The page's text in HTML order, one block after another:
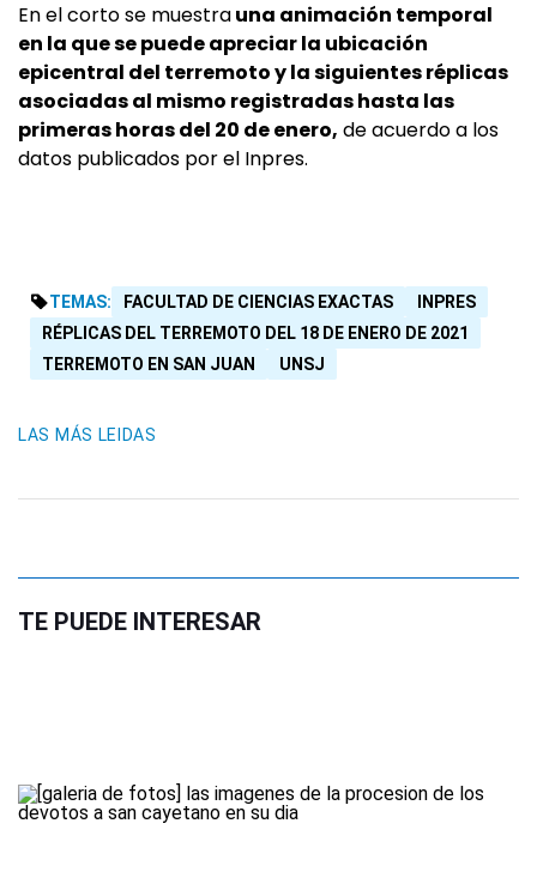
En el corto se muestrauna animación temporal
en la que se puede apreciar la ubicación
epicentral del terremoto y la siguientes réplicas
asociadas al mismo registradas hasta las
primeras horas del 20 de enero, de acuerdo a los
datos publicados por el Inpres.
TEMAS: FACULTAD DE CIENCIAS EXACTAS
INPRES
RÉPLICAS DEL TERREMOTO DEL 18 DE ENERO DE 2021
TERREMOTO EN SAN JUAN
UNSJ
LAS MÁS LEIDAS
TE PUEDE INTERESAR